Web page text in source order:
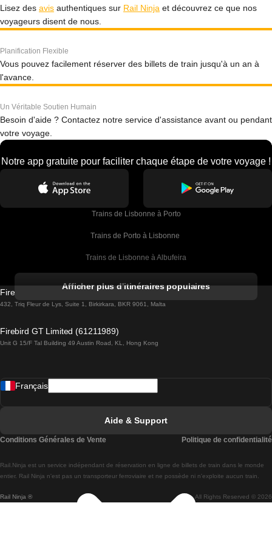
Lisez des avis authentiques sur Rail Ninja et découvrez ce que nos
voyageurs disent de nous.
Planification Flexible
Vous pouvez facilement réserver des billets de train jusqu'à un an à
l'avance.
Un Véritable Soutien Humain
Besoin d'aide ? Contactez notre service d'assistance avant ou pendant
votre voyage.
Notre app gratuite pour faciliter chaque étape de votre voyage !
Trains de Lisbonne à Porto
Trains de Porto à Lisbonne
Trains de Lisbonne à Albufeira
Trains de Lisbonne à Lagos
Trains de Lisbonne à Madrid
Trains de Lisbonne à Braga
Trains de Braga à Lisbonne
Afficher plus d'itinéraires populaires
Firebird GT Limited (OC 1451)
432, Triq Fleur de Lys, Suite 1, Birkirkara, BKR 9061, Malta
Firebird GT Limited (61211989)
Unit G 15/F Tal Building 49 Austin Road, KL, Hong Kong
Rail Ninja ® All Rights Reserved © 2026
Rail.Ninja est un service indépendant de réservation en ligne de billets de train dans le monde
entier. Rail Ninja n'est pas un transporteur ferroviaire et ne possède ni n'exploite aucun train.
Français
Aide & Support
Conditions Générales de Vente Politique de confidentialité